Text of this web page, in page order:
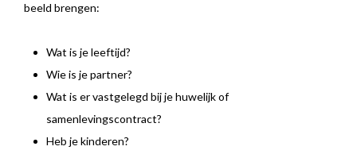
beeld brengen:
Wat is je leeftijd?
Wie is je partner?
Wat is er vastgelegd bij je huwelijk of
samenlevingscontract?
Heb je kinderen?